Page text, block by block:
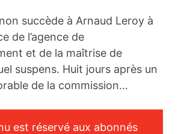
succède à Arnaud Leroy à
de l’agence de
et de la maîtrise de
suspens. Huit jours après un
de la commission…
est réservé aux abonnés